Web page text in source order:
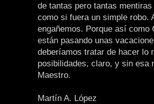
de tantas pero tantas
como si fuera un simple robo.
engañemos. Porque así
están pasando unas
deberíamos tratar de hacer lo
posibilidades, claro, y sin esa
Maestro.
Martín A. López